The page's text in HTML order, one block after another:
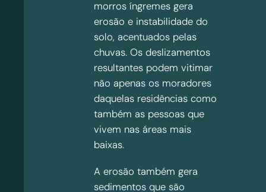
morros íngremes gera
erosão e instabilidade do
solo, acentuados pelas
chuvas. Os deslizamentos
resultantes podem vitimar
não apenas os moradores
daquelas residências como
também as pessoas que
vivem nas áreas mais
baixas.
A erosão também gera
sedimentos que são